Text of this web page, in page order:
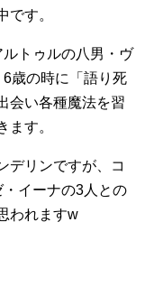
です。
トゥルの八男・ヴ
歳の時に「語り死
会い各種魔法を習
ます。
デリンですが、コ
イーナの3人との
われますw